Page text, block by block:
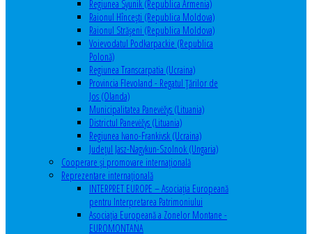
Regiunea Syunik (Republica Armenia)
Raionul Hîncești (Republica Moldova)
Raionul Străşeni (Republica Moldova)
Voievodatul Podkarpackie (Republica
Polonă)
Regiunea Transcarpatia (Ucraina)
Provincia Flevoland - Regatul Ţărilor de
Jos (Olanda)
Municipalitatea Panevėžys (Lituania)
Districtul Panevėžys (Lituania)
Regiunea Ivano-Frankivsk (Ucraina)
Judeţul Jasz-Nagykun-Szolnok (Ungaria)
Cooperare şi promovare internaţională
Reprezentare internaţională
INTERPRET EUROPE – Asociația Europeană
pentru Interpretarea Patrimoniului
Asociația Europeană a Zonelor Montane -
EUROMONTANA